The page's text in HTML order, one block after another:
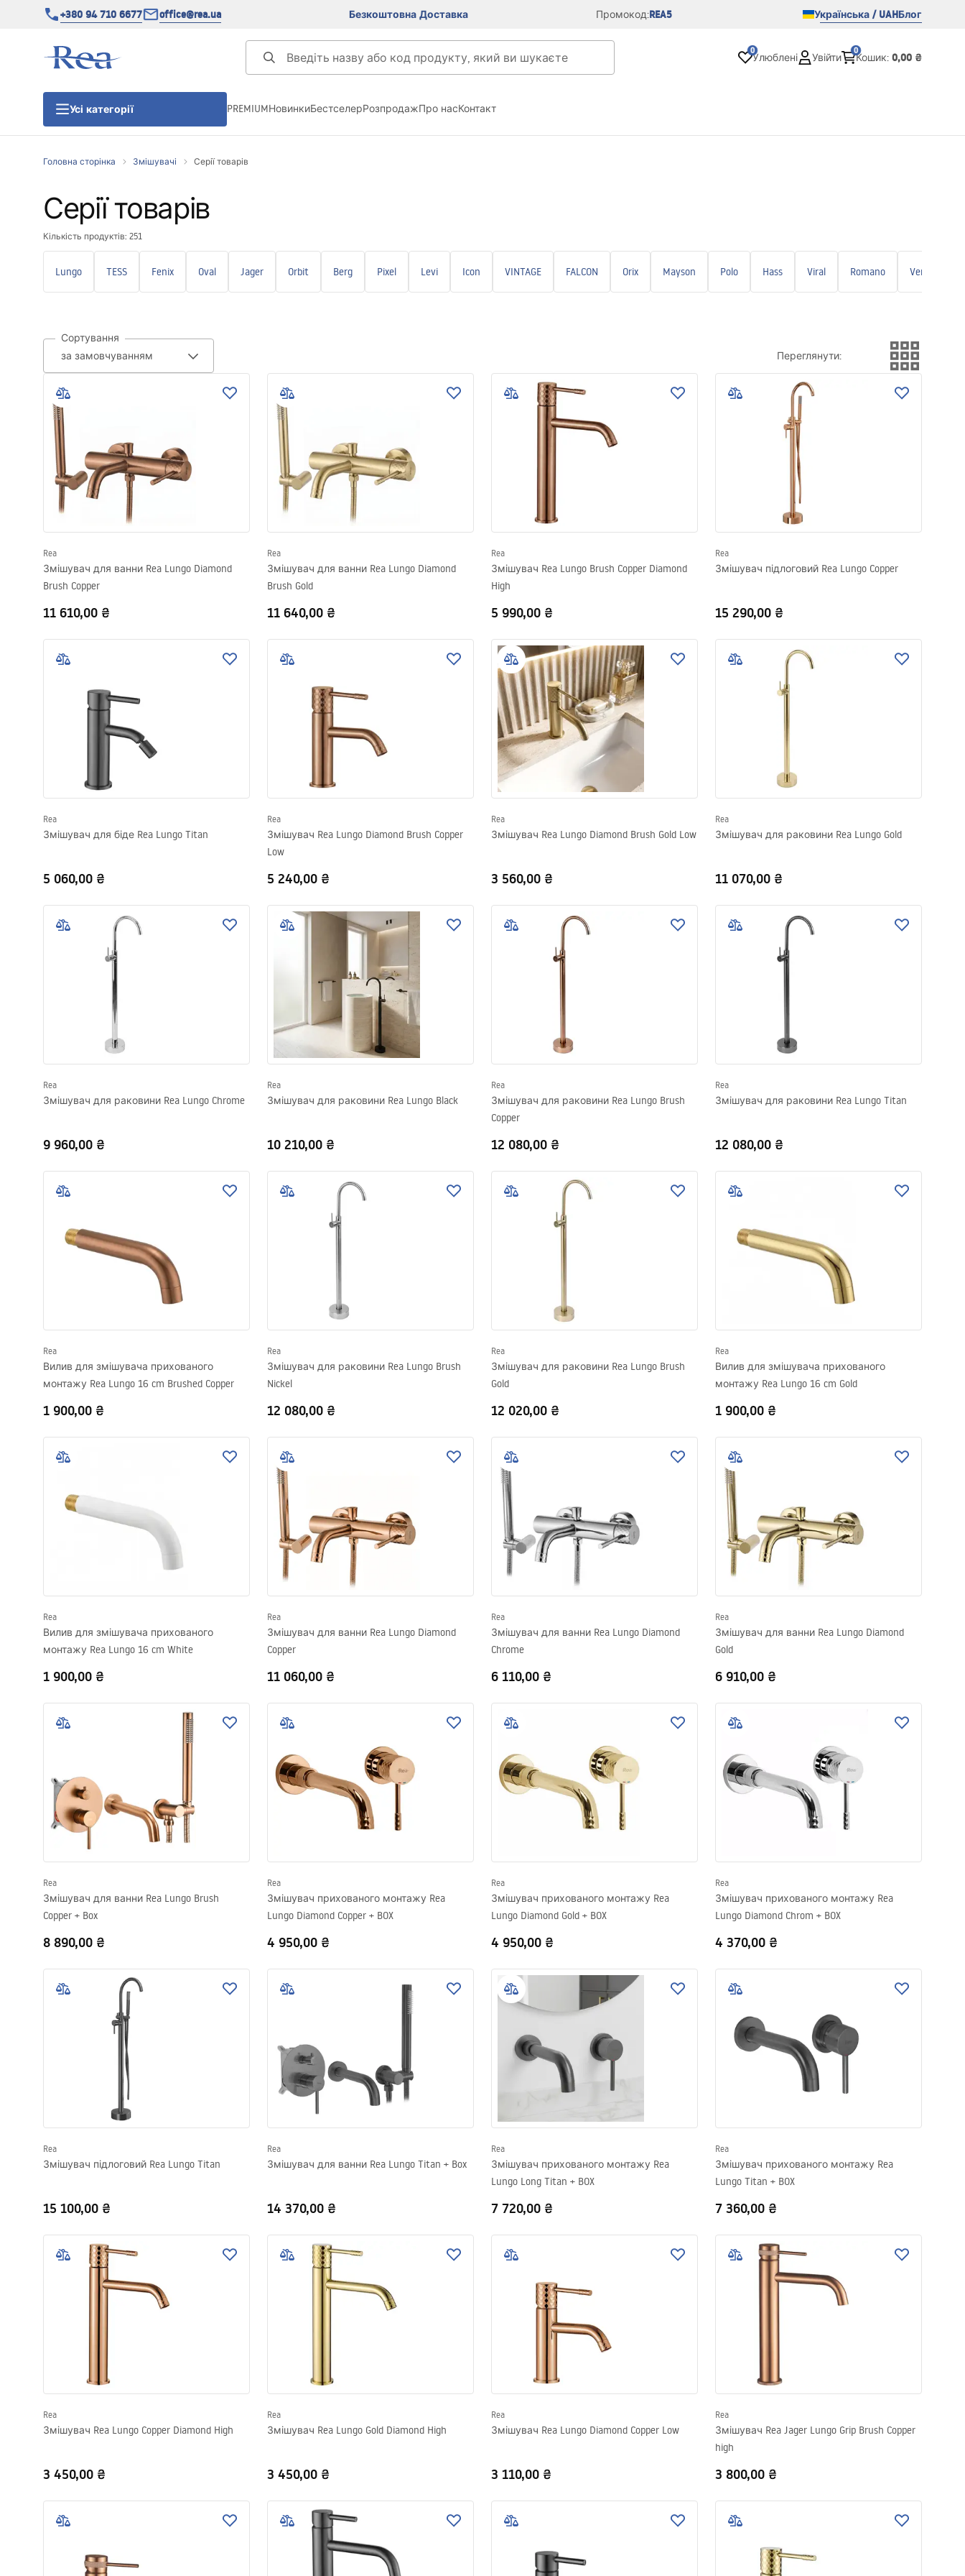
+380 94 710 6677 office@rea.ua Безкоштовна Доставка Промокод:REA5 Українська / UAHБлог
0
Улюблені Увійти
0
Кошик: 0,00 ₴
Усі категорії
Душові двері
Унітаз і біде
Змішувачі
Душові гарнітури
Аксесуари та меблі для
PREMIUMНовинкиБестселерРозпродажПро насКонтакт
Головна сторінка Змішувачі Серії товарів
Серії товарів
Кількість продуктів: 251
Lungo TESS Fenix Oval Jager Orbit Berg Pixel Levi Icon VINTAGE FALCON Orix Mayson Polo Hass Viral Romano Verso
Сортування
Переглянути:
Rea
Змішувач для ванни Rea Lungo Diamond
Brush Copper
11 610,00 ₴
Rea
Змішувач для ванни Rea Lungo Diamond
Brush Gold
11 640,00 ₴
Rea
Змішувач Rea Lungo Brush Copper Diamond
High
5 990,00 ₴
Rea
Змішувач підлоговий Rea Lungo Copper
15 290,00 ₴
Rea
Змішувач для біде Rea Lungo Titan
5 060,00 ₴
Rea
Змішувач Rea Lungo Diamond Brush Copper
Low
5 240,00 ₴
Rea
Змішувач Rea Lungo Diamond Brush Gold Low
3 560,00 ₴
Rea
Змішувач для раковини Rea Lungo Gold
11 070,00 ₴
Rea
Змішувач для раковини Rea Lungo Chrome
9 960,00 ₴
Rea
Змішувач для раковини Rea Lungo Black
10 210,00 ₴
Rea
Змішувач для раковини Rea Lungo Brush
Copper
12 080,00 ₴
Rea
Змішувач для раковини Rea Lungo Titan
12 080,00 ₴
Rea
Вилив для змішувача прихованого
монтажу Rea Lungo 16 cm Brushed Copper
1 900,00 ₴
Rea
Змішувач для раковини Rea Lungo Brush
Nickel
12 080,00 ₴
Rea
Змішувач для раковини Rea Lungo Brush
Gold
12 020,00 ₴
Rea
Вилив для змішувача прихованого
монтажу Rea Lungo 16 cm Gold
1 900,00 ₴
Rea
Вилив для змішувача прихованого
монтажу Rea Lungo 16 cm White
1 900,00 ₴
Rea
Змішувач для ванни Rea Lungo Diamond
Copper
11 060,00 ₴
Rea
Змішувач для ванни Rea Lungo Diamond
Chrome
6 110,00 ₴
Rea
Змішувач для ванни Rea Lungo Diamond
Gold
6 910,00 ₴
Rea
Змішувач для ванни Rea Lungo Brush
Copper + Box
8 890,00 ₴
Rea
Змішувач прихованого монтажу Rea
Lungo Diamond Copper + BOX
4 950,00 ₴
Rea
Змішувач прихованого монтажу Rea
Lungo Diamond Gold + BOX
4 950,00 ₴
Rea
Змішувач прихованого монтажу Rea
Lungo Diamond Chrom + BOX
4 370,00 ₴
Rea
Змішувач підлоговий Rea Lungo Titan
15 100,00 ₴
Rea
Змішувач для ванни Rea Lungo Titan + Box
14 370,00 ₴
Rea
Змішувач прихованого монтажу Rea
Lungo Long Titan + BOX
7 720,00 ₴
Rea
Змішувач прихованого монтажу Rea
Lungo Titan + BOX
7 360,00 ₴
Rea
Змішувач Rea Lungo Copper Diamond High
3 450,00 ₴
Rea
Змішувач Rea Lungo Gold Diamond High
3 450,00 ₴
Rea
Змішувач Rea Lungo Diamond Copper Low
3 110,00 ₴
Rea
Змішувач Rea Jager Lungo Grip Brush Copper
high
3 800,00 ₴